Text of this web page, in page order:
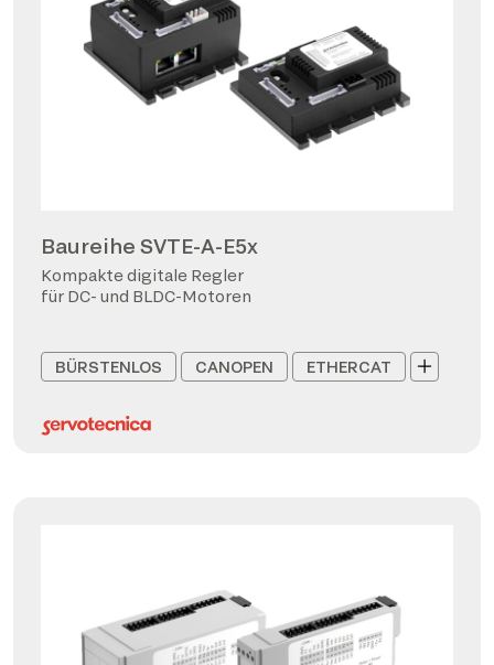
Baureihe SVTE-A-E5x
Kompakte digitale Regler
für DC- und BLDC-Motoren
BÜRSTENLOS CANOPEN ETHERCAT